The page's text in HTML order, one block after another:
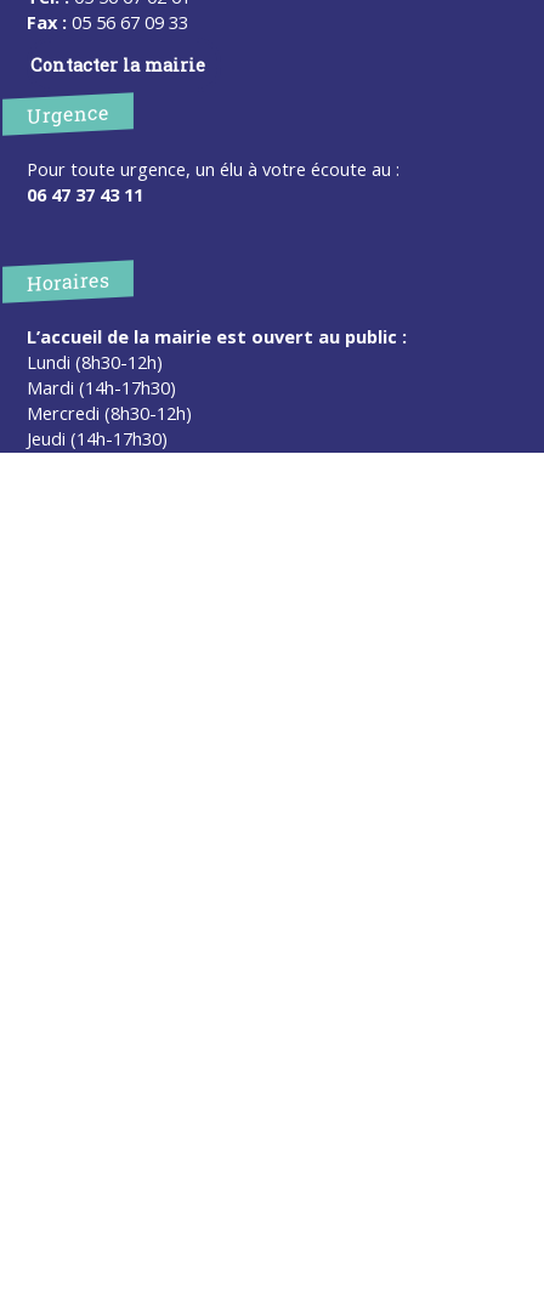
Fax : 05 56 67 09 33
Contacter la mairie
Urgence
Pour toute urgence, un élu à votre écoute au :
06 47 37 43 11
Horaires
L’accueil de la mairie est ouvert au public :
Lundi (8h30-12h)
Mardi (14h-17h30)
Mercredi (8h30-12h)
Jeudi (14h-17h30)